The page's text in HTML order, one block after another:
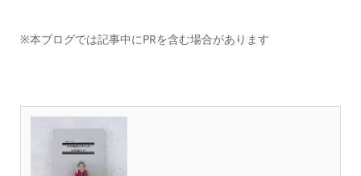
※本ブログでは記事中にPRを含む場合があります